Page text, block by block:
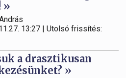
»
13:27 | Utolsó frissítés:
a drasztikusan
»